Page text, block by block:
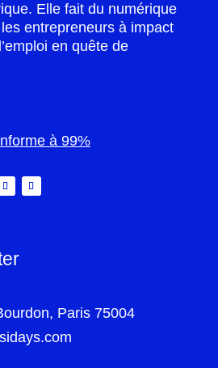
Elle fait du numérique
entrepreneurs à impact
en quête de
à 99%
Paris 75004